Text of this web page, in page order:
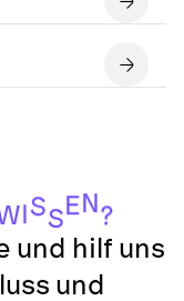
ISS E N ?
und hilf uns
und